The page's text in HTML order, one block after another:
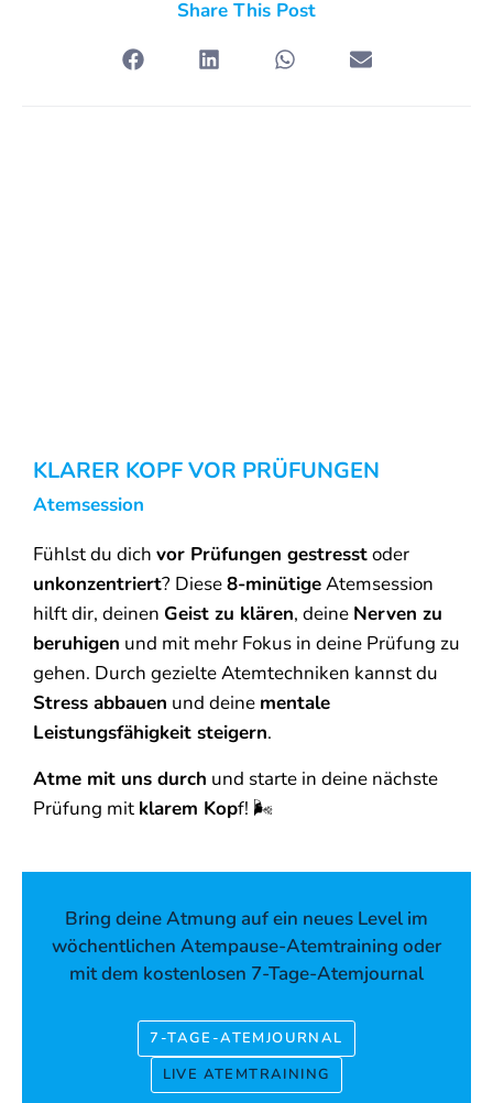
Share This Post
KLARER KOPF VOR PRÜFUNGEN
Atemsession
Fühlst du dich vor Prüfungen gestresstoder
unkonzentriert? Diese8-minütigeAtemsession
hilft dir, deinen Geist zu klären, deine Nerven zu
beruhigen und mit mehr Fokus in deine Prüfung zu
gehen. Durch gezielte Atemtechniken kannst du
Stress abbauen und deine mentale
Leistungsfähigkeit steigern.
Atme mit uns durch und starte in deine nächste
Prüfung mit klarem Kopf! 🌬️
Bring deine Atmung auf ein neues Level im
wöchentlichen Atempause-Atemtraining oder
mit dem kostenlosen 7-Tage-Atemjournal
7-TAGE-ATEMJOURNAL
LIVE ATEMTRAINING